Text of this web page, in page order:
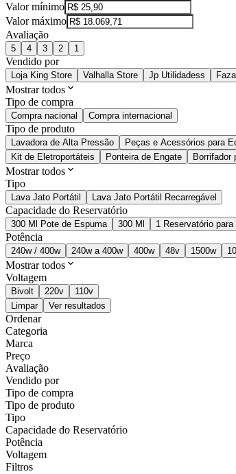
Valor mínimo
Valor máximo
Avaliação
5 4 3 2 1
Vendido por
Loja King Store Valhalla Store Jp Utilidadess
Mostrar todos
Tipo de compra
Compra nacional Compra internacional
Tipo de produto
Lavadora de Alta Pressão Peças e Acessórios para
Kit de Eletroportáteis
Ponteira de Engate Borrifador
Mostrar todos
Tipo
Lava Jato Portátil Lava Jato Portátil Recarregável
Capacidade do Reservatório
300 Ml Pote de Espuma 300 Ml 1 Reservatório
Potência
240w / 400w 240w a 400w 400w 48v 1500w
Mostrar todos
Voltagem
Bivolt 220v
110v
Limpar
Ver resultados
Ordenar
Categoria
Marca
Preço
Avaliação
Vendido por
Tipo de compra
Tipo de produto
Tipo
Capacidade do Reservatório
Potência
Voltagem
Filtros